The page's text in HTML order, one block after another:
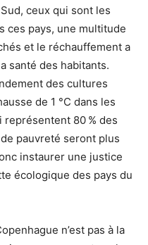
ceux qui sont les
ces pays, une multitude
et le réchauffement a
santé des habitants.
des cultures
de 1 °C dans les
représentent 80 % des
pauvreté seront plus
instaurer une justice
écologique des pays du
n’est pas à la